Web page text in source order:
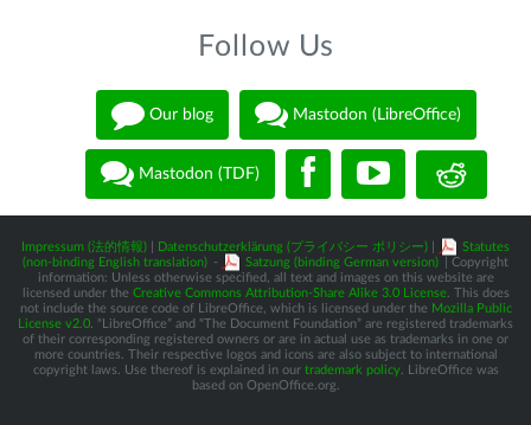
Follow Us
Our blog Mastodon (LibreOffice)
Mastodon (TDF)
Impressum (法的情報) Datenschutzerklärung (プライバシー ポリシー)
Statutes
(non-binding English translation) - Satzung (binding German version)
| Copyright
information: Unless otherwise specified, all text and images on this website are
licensed under the Creative Commons Attribution-Share Alike 3.0 License. This does
not include the source code of LibreOffice, which is licensed under the Mozilla Public
License v2.0 . “LibreOffice” and “The Document Foundation” are registered trademarks
of their corresponding registered owners or are in actual use as trademarks in one or
more countries. Their respective logos and icons are also subject to international
copyright laws. Use thereof is explained in our trademark policy. LibreOffice was
based on OpenOffice.org.